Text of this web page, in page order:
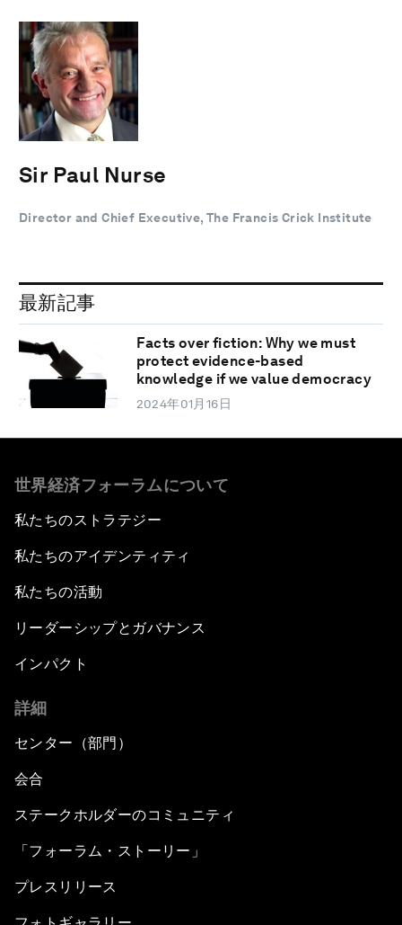
Sir Paul Nurse
Director and Chief Executive, The Francis Crick Institute
最新記事
Facts over fiction: Why we must
protect evidence-based
knowledge if we value democracy
2024年01月16日
世界経済フォーラムについて
私たちのストラテジー
私たちのアイデンティティ
私たちの活動
リーダーシップとガバナンス
インパクト
詳細
センター（部門）
会合
ステークホルダーのコミュニティ
「フォーラム・ストーリー」
プレスリリース